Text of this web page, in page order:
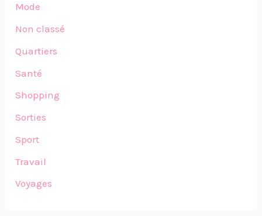
Mode
Non classé
Quartiers
Santé
Shopping
Sorties
Sport
Travail
Voyages